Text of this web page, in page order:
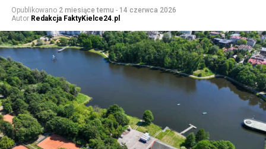
Opublikowano 2 miesiące temu - 14 czerwca 2026
Autor Redakcja FaktyKielce24.pl